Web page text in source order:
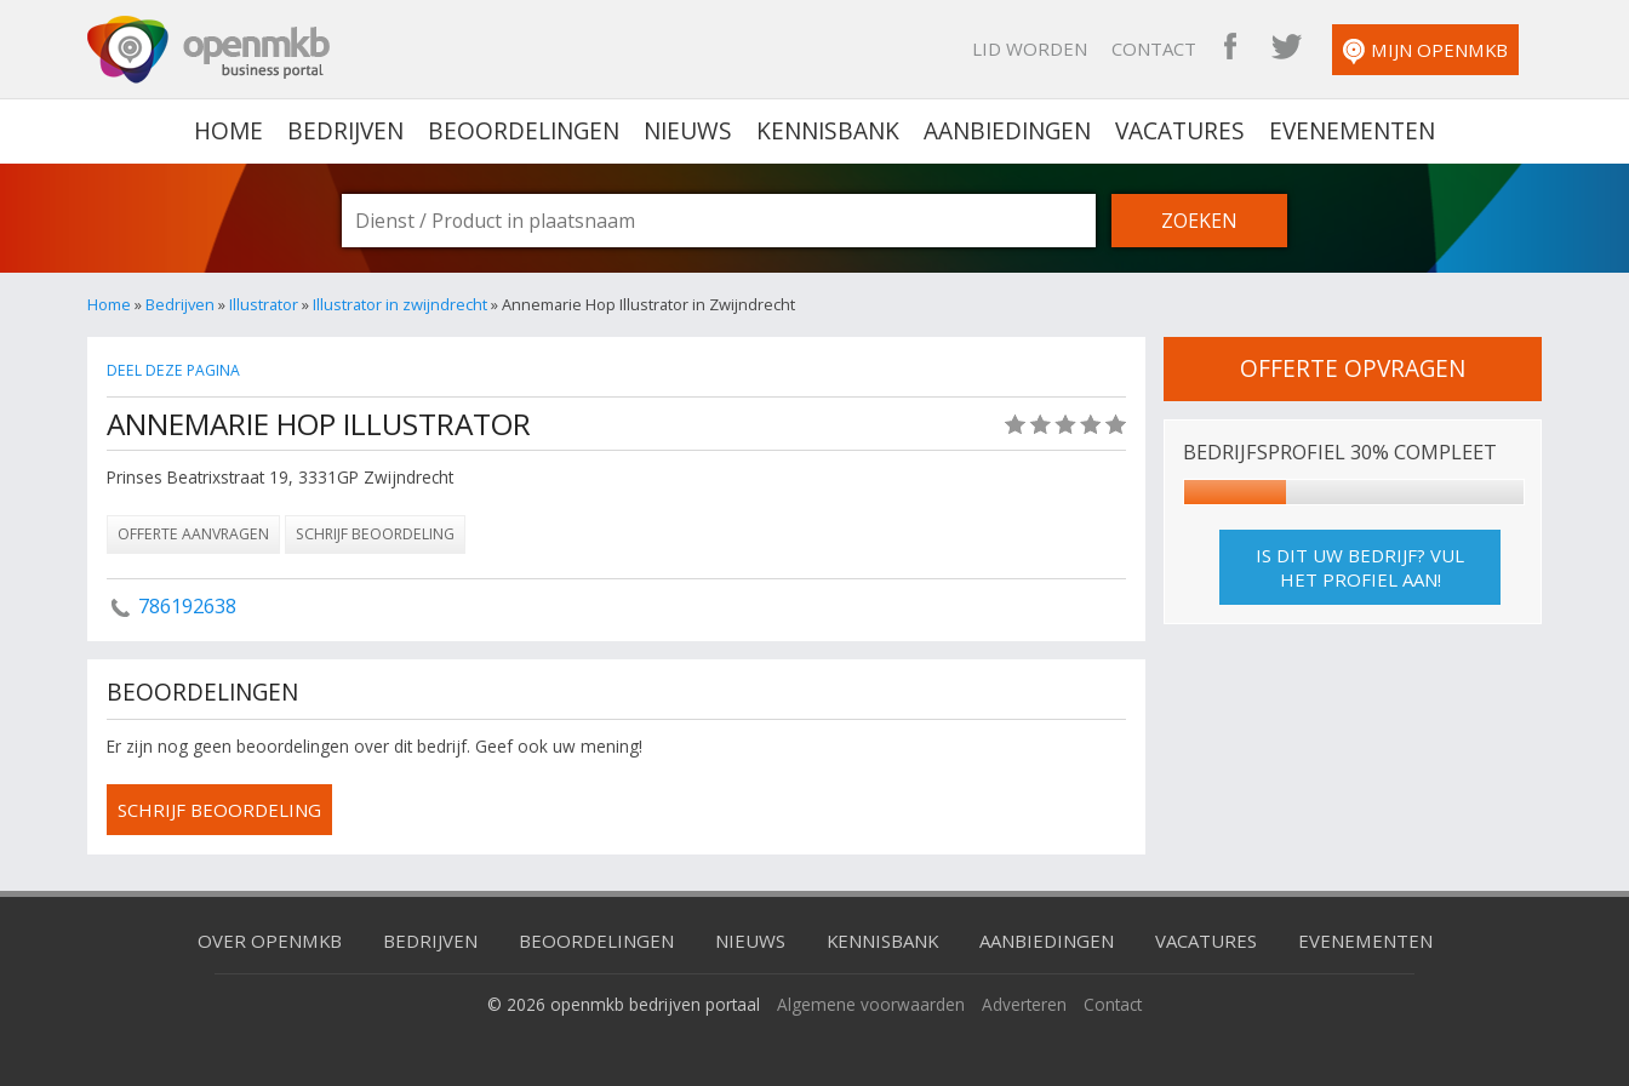
LID WORDEN CONTACT OPENMKB FACEBOOK
OPENMKB TWITTER
MIJN OPENMKB
HOME BEDRIJVEN BEOORDELINGEN NIEUWS KENNISBANK AANBIEDINGEN VACATURES EVENEMENTEN
Home »Bedrijven »Illustrator»Illustrator in zwijndrecht» Annemarie Hop Illustrator in Zwijndrecht
DEEL DEZE PAGINA
ANNEMARIE HOP ILLUSTRATOR
Prinses Beatrixstraat 19, 3331GP Zwijndrecht
OFFERTE AANVRAGEN SCHRIJF BEOORDELING
786192638
BEOORDELINGEN
Er zijn nog geen beoordelingen over dit bedrijf. Geef ook uw mening!
SCHRIJF BEOORDELING
OFFERTE OPVRAGEN
BEDRIJFSPROFIEL 30% COMPLEET
IS DIT UW BEDRIJF? VUL
HET PROFIEL AAN!
OVER OPENMKB BEDRIJVEN BEOORDELINGEN NIEUWS KENNISBANK AANBIEDINGEN VACATURES EVENEMENTEN
© 2026 openmkb bedrijven portaal Algemene voorwaarden Adverteren Contact